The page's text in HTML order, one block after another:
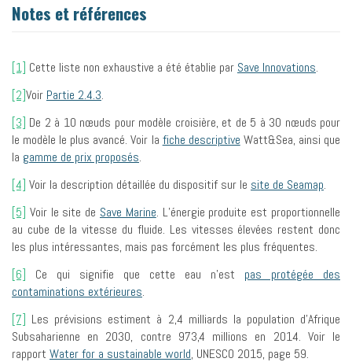
Notes et références
[1] Cette liste non exhaustive a été établie par Save Innovations.
[2]Voir Partie 2.4.3.
[3] De 2 à 10 nœuds pour modèle croisière, et de 5 à 30 nœuds pour
le modèle le plus avancé. Voir la fiche descriptive Watt&Sea, ainsi que
la gamme de prix proposés.
[4] Voir la description détaillée du dispositif sur le site de Seamap.
[5] Voir le site de Save Marine. L’énergie produite est proportionnelle
au cube de la vitesse du fluide. Les vitesses élevées restent donc
les plus intéressantes, mais pas forcément les plus fréquentes.
[6] Ce qui signifie que cette eau n’est pas protégée des
contaminations extérieures.
[7] Les prévisions estiment à 2,4 milliards la population d’Afrique
Subsaharienne en 2030, contre 973,4 millions en 2014. Voir le
rapport Water for a sustainable world, UNESCO 2015, page 59.